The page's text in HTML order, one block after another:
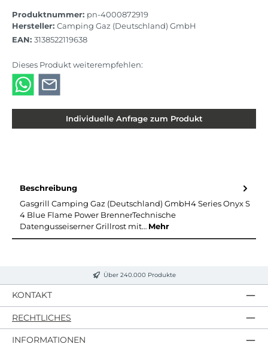
Produktnummer: pn-4000872919
Hersteller: Camping Gaz (Deutschland) GmbH
EAN: 3138522119638
Dieses Produkt weiterempfehlen:
Individuelle Anfrage zum Produkt
Beschreibung
Gasgrill Camping Gaz (Deutschland) GmbH4 Series Onyx S
4 Blue Flame Power BrennerTechnische
Datengusseiserner Grillrost mit… Mehr
Über 240.000 Produkte
KONTAKT
RECHTLICHES
INFORMATIONEN